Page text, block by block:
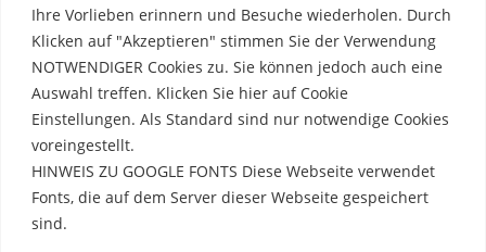
Ihre Vorlieben erinnern und Besuche wiederholen. Durch
Klicken auf "Akzeptieren" stimmen Sie der Verwendung
NOTWENDIGER Cookies zu. Sie können jedoch auch eine
Auswahl treffen. Klicken Sie hier auf Cookie
Einstellungen. Als Standard sind nur notwendige Cookies
voreingestellt.
HINWEIS ZU GOOGLE FONTS Diese Webseite verwendet
Fonts, die auf dem Server dieser Webseite gespeichert
sind.
fstop Affiliate Program
f-stop Produkte
kaufen und 5% sparen
Uwe Möbus